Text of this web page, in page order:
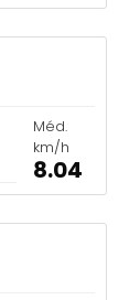
Méd.
km/h
8.04